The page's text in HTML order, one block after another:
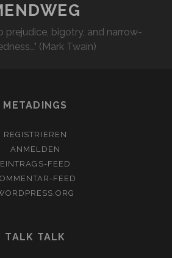
prejudice, bigotry, and narrow-
(Mark Twain)
METADINGS
REGISTRIEREN
ANMELDEN
EINTRAGS-FEED
FEED
TALK TALK